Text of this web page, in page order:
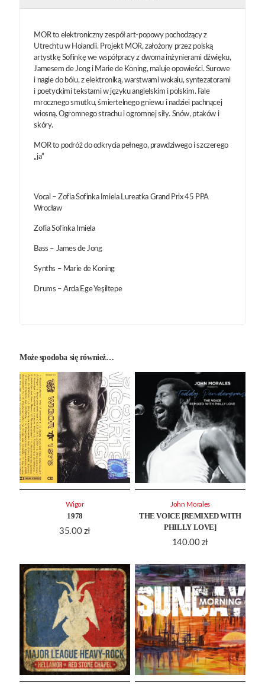
MOR to elektroniczny zespół art-popowy pochodzący z
Utrechtu w Holandii. Projekt MOR, założony przez polską
artystkę Sofinkę we współpracy z dwoma inżynierami dźwięku,
Jamesem de Jong i Marie de Koning, maluje opowieści. Surowe
i nagie do bólu, z elektroniką, warstwami wokalu, syntezatorami
i poetyckimi tekstami w języku angielskim i polskim. Fale
mrocznego smutku, śmiertelnego gniewu i nadziei pachnącej
wiosną. Ogromnego strachu i ogromnej siły. Snów, ptaków i
skóry.
MOR to podróż do odkrycia pełnego, prawdziwego i szczerego
„ja”
Vocal – Zofia Sofinka Imiela Lureatka Grand Prix 45 PPA
Wrocław
Zofia Sofinka Imiela
Bass – James de Jong
Synths – Marie de Koning
Drums – Arda Ege Yeşiltepe
Może spodoba się również…
1978
35.00 zł
Wigor
THE VOICE [REMIXED WITH
PHILLY LOVE]
140.00 zł
John Morales